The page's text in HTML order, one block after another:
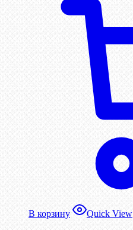
В корзину Quick View